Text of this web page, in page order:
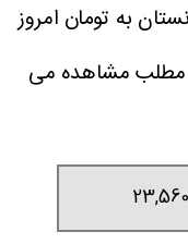
به تومان امروز
۱۴۰۵ را در این مطلب مشاهده می
23,560